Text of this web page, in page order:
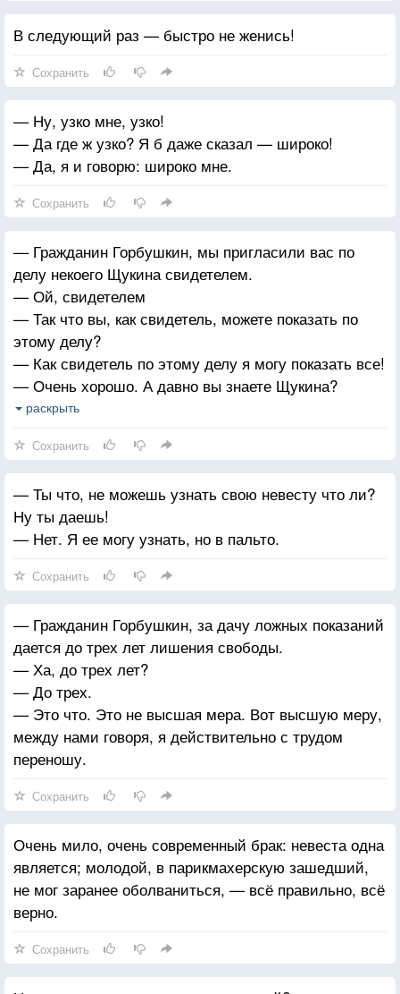
В следующий раз — быстро не женись!
Сохранить
— Ну, узко мне, узко!
— Да где ж узко? Я б даже сказал — широко!
— Да, я и говорю: широко мне.
Сохранить
— Гражданин Горбушкин, мы пригласили вас по
делу некоего Щукина свидетелем.
— Ой, свидетелем
— Так что вы, как свидетель, можете показать по
этому делу?
— Как свидетель по этому делу я могу показать все!
— Очень хорошо. А давно вы знаете Щукина?
— Щукина? Щукина я вообще не знаю.
показать по этому делу?
— ВСЕ! Все, что угодно!
раскрыть
Сохранить
— Ты что, не можешь узнать свою невесту что ли?
Ну ты даешь!
— Нет. Я ее могу узнать, но в пальто.
Сохранить
— Гражданин Горбушкин, за дачу ложных показаний
дается до трех лет лишения свободы.
— Ха, до трех лет?
— До трех.
— Это что. Это не высшая мера. Вот высшую меру,
между нами говоря, я действительно с трудом
переношу.
Сохранить
Очень мило, очень современный брак: невеста одна
является; молодой, в парикмахерскую зашедший,
не мог заранее оболваниться, — всё правильно, всё
верно.
Сохранить